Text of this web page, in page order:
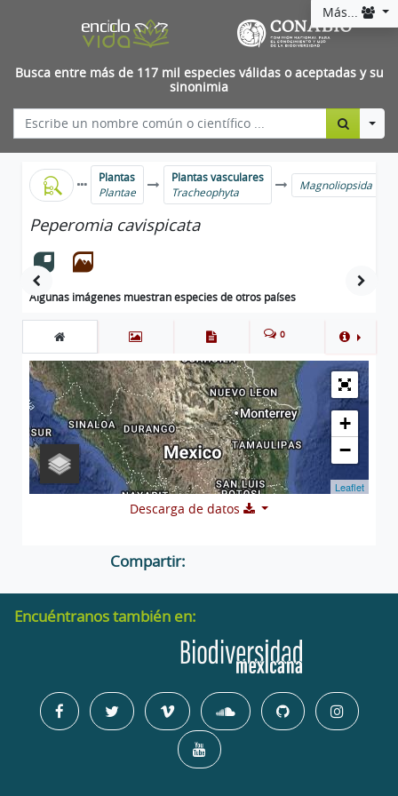
Más...
Busca entre más de 117 mil especies válidas o aceptadas y su
sinonimia
Plantas
Plantae
Plantas vasculares
Tracheophyta
Magnoliopsida
Peperomia cavispicata
Algunas imágenes muestran especies de otros países
0
+
−
Leaflet
Descarga de datos
Compartir:
Encuéntranos también en: